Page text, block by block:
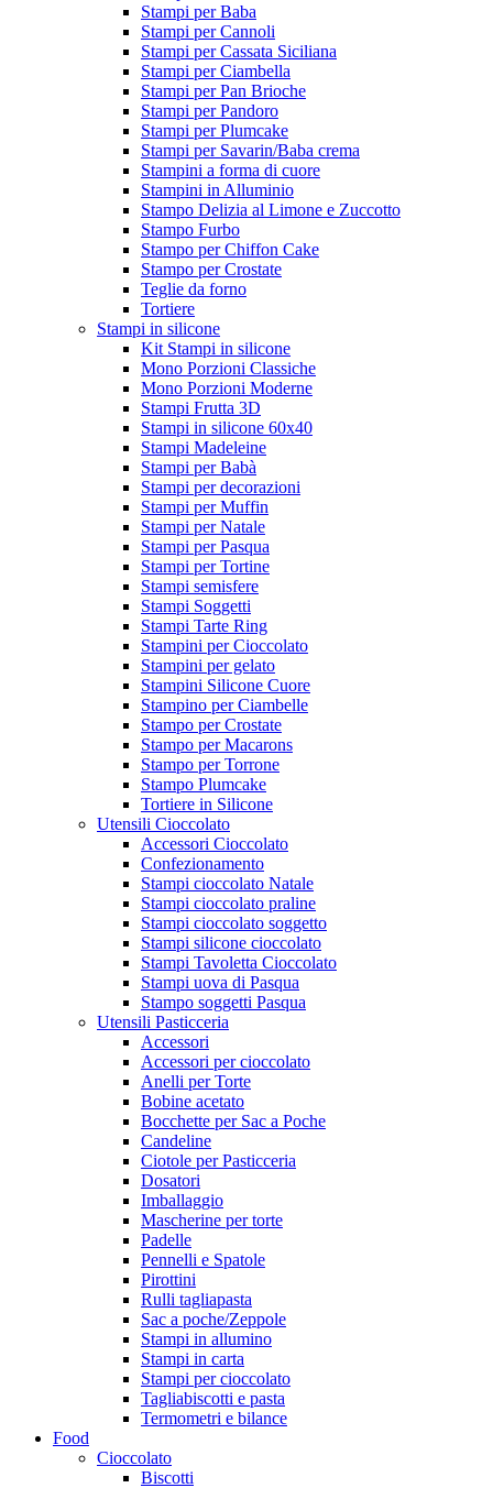
Stampi per Baba
Stampi per Cannoli
Stampi per Cassata Siciliana
Stampi per Ciambella
Stampi per Pan Brioche
Stampi per Pandoro
Stampi per Plumcake
Stampi per Savarin/Baba crema
Stampini a forma di cuore
Stampini in Alluminio
Stampo Delizia al Limone e Zuccotto
Stampo Furbo
Stampo per Chiffon Cake
Stampo per Crostate
Teglie da forno
Tortiere
Stampi in silicone
Kit Stampi in silicone
Mono Porzioni Classiche
Mono Porzioni Moderne
Stampi Frutta 3D
Stampi in silicone 60x40
Stampi Madeleine
Stampi per Babà
Stampi per decorazioni
Stampi per Muffin
Stampi per Natale
Stampi per Pasqua
Stampi per Tortine
Stampi semisfere
Stampi Soggetti
Stampi Tarte Ring
Stampini per Cioccolato
Stampini per gelato
Stampini Silicone Cuore
Stampino per Ciambelle
Stampo per Crostate
Stampo per Macarons
Stampo per Torrone
Stampo Plumcake
Tortiere in Silicone
Utensili Cioccolato
Accessori Cioccolato
Confezionamento
Stampi cioccolato Natale
Stampi cioccolato praline
Stampi cioccolato soggetto
Stampi silicone cioccolato
Stampi Tavoletta Cioccolato
Stampi uova di Pasqua
Stampo soggetti Pasqua
Utensili Pasticceria
Accessori
Accessori per cioccolato
Anelli per Torte
Bobine acetato
Bocchette per Sac a Poche
Candeline
Ciotole per Pasticceria
Dosatori
Imballaggio
Mascherine per torte
Padelle
Pennelli e Spatole
Pirottini
Rulli tagliapasta
Sac a poche/Zeppole
Stampi in allumino
Stampi in carta
Stampi per cioccolato
Tagliabiscotti e pasta
Termometri e bilance
Food
Cioccolato
Biscotti